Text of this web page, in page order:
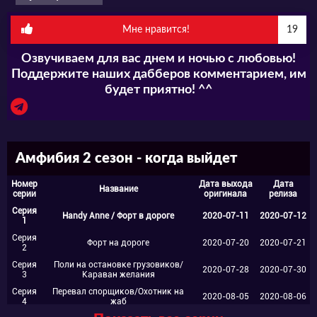
становится ее закадычным другом. Он
приводит Энни к себе домой на маленькое
болотце, которое находится на краю села. В
водоеме живут родственники Сприга и
другие интересные жители. Сказочной
которой царят мир и покой. Энн вместе со
Спригом, отправляются, навстречу
невероятным приключениям. Им предстоит
выпутываться из разных ситуаций, но это их
не пугает, а наоборот веселит и будоражит.
Мне нравится! 19
Озвучиваем для вас днем и ночью с любовью!
Поддержите наших дабберов комментарием, им
будет приятно! ^^
Амфибия 2 сезон - когда выйдет
Номер
серии
Название
Дата выхода
оригинала
Дата
релиза
Серия
1
Handy Anne / Форт в дороге 2020-07-11 2020-07-12
Серия
2
Форт на дороге 2020-07-20 2020-07-21
Серия
3
Поли на остановке грузовиков/
Караван желания
2020-07-28 2020-07-30
Серия
4
Перевал спорщиков/Охотник на
жаб
2020-08-05 2020-08-06